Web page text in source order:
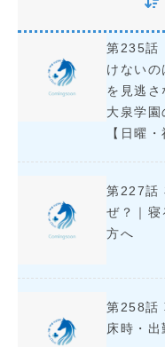
第235話
けない
を見逃
大泉学園
【日曜
第227話
ぜ？｜寝
方へ
第258話
床時・